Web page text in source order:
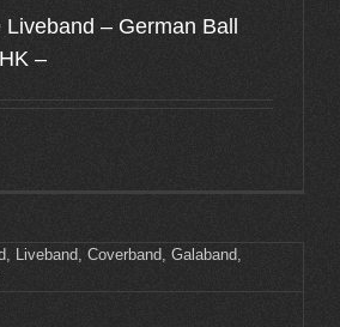
– German Ball
–